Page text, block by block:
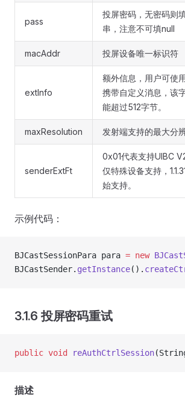
pass
投屏密码，无密码则
串，注意不可填null
macAddr 投屏设备唯一标识符
extInfo
额外信息，用户可使
携带自定义消息，该
能超过512字节。
maxResolution 发射端支持的最大分
senderExtFt
0x01代表支持UIBC
仅特殊设备支持，
始支持。
示例代码：
BJCastSessionPara para = new
BJCastSender. getInstance().
3.1.6 投屏密码重试
public void reAuthCtrlSession
描述